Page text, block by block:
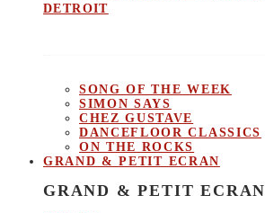
DETROIT
SONG OF THE WEEK
SIMON SAYS
CHEZ GUSTAVE
DANCEFLOOR CLASSICS
ON THE ROCKS
GRAND & PETIT ECRAN
GRAND & PETIT ECRAN